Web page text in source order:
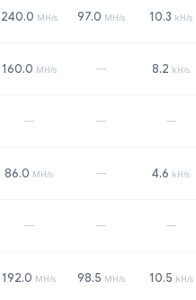
240.0 MH/s 97.0 MH/s 10.3 kH/s
160.0 MH/s — 8.2 kH/s
— — —
86.0 MH/s — 4.6 kH/s
— — —
192.0 MH/s 98.5 MH/s 10.5 kH/s